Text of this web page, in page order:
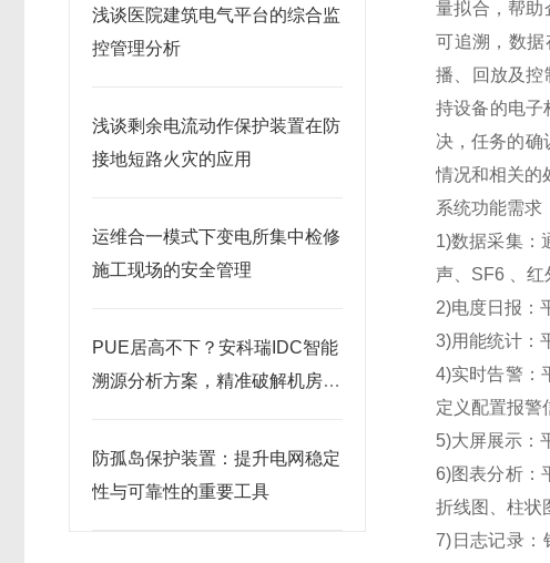
浅谈医院建筑电气平台的综合监
控管理分析
浅谈剩余电流动作保护装置在防
接地短路火灾的应用
运维合一模式下变电所集中检修
施工现场的安全管理
PUE居高不下？安科瑞IDC智能
溯源分析方案，精准破解机房节
防孤岛保护装置：提升电网稳定
性与可靠性的重要工具
量拟合，帮助
可追溯，数
播、回放及控
持设备的电子
决，任务的确
情况和相关的
系统功能需求
1)数据采集：
声、SF6 、红
2)电度日报：
3)用能统计：
4)实时告警：
定义配置报警
5)大屏展示：
6)图表分析：
折线图、柱状
7)日志记录：